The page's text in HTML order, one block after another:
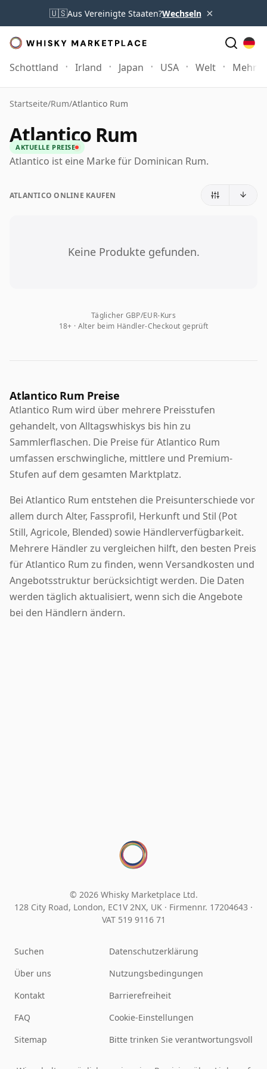
🇺🇸Aus Vereinigte Staaten?Wechseln ×
Schottland Irland Japan USA Welt Mehr
Startseite/Rum/Atlantico Rum
Atlantico Rum
AKTUELLE PREISE
Atlantico ist eine Marke für Dominican Rum.
ATLANTICO ONLINE KAUFEN
Keine Produkte gefunden.
Täglicher GBP/EUR-Kurs
18+ · Alter beim Händler-Checkout geprüft
Atlantico Rum Preise
Atlantico Rum wird über mehrere Preisstufen
gehandelt, von Alltagswhiskys bis hin zu
Sammlerflaschen. Die Preise für Atlantico Rum
umfassen erschwingliche, mittlere und Premium-
Stufen auf dem gesamten Marktplatz.
Bei Atlantico Rum entstehen die Preisunterschiede vor
allem durch Alter, Fassprofil, Herkunft und Stil (Pot
Still, Agricole, Blended) sowie Händlerverfügbarkeit.
Mehrere Händler zu vergleichen hilft, den besten Preis
für Atlantico Rum zu finden, wenn Versandkosten und
Angebotsstruktur berücksichtigt werden. Die Daten
werden täglich aktualisiert, wenn sich die Angebote
bei den Händlern ändern.
© 2026 Whisky Marketplace Ltd.
128 City Road, London, EC1V 2NX, UK · Firmennr. 17204643 ·
VAT 519 9116 71
Suchen
Über uns
Kontakt
FAQ
Sitemap
Datenschutzerklärung
Nutzungsbedingungen
Barrierefreiheit
Cookie-Einstellungen
Bitte trinken Sie verantwortungsvoll